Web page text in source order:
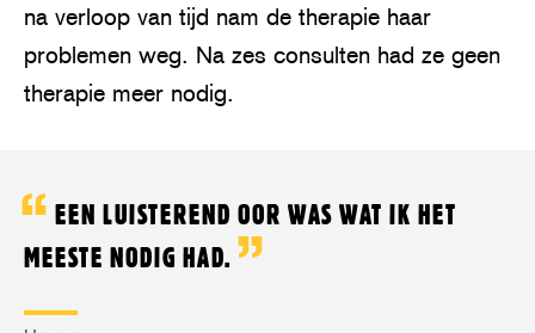
na verloop van tijd nam de therapie haar
problemen weg. Na zes consulten had ze geen
therapie meer nodig.
EEN LUISTEREND OOR WAS WAT IK HET
MEESTE NODIG HAD.